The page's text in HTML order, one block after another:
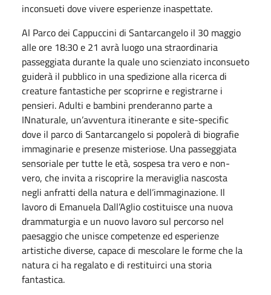
inconsueti dove vivere esperienze inaspettate.
Al Parco dei Cappuccini di Santarcangelo il 30 maggio
alle ore 18:30 e 21 avrà luogo una straordinaria
passeggiata durante la quale uno scienziato inconsueto
guiderà il pubblico in una spedizione alla ricerca di
creature fantastiche per scoprirne e registrarne i
pensieri. Adulti e bambini prenderanno parte a
INnaturale, un’avventura itinerante e site-specific
dove il parco di Santarcangelo si popolerà di biografie
immaginarie e presenze misteriose. Una passeggiata
sensoriale per tutte le età, sospesa tra vero e non-
vero, che invita a riscoprire la meraviglia nascosta
negli anfratti della natura e dell’immaginazione. Il
lavoro di Emanuela Dall’Aglio costituisce una nuova
drammaturgia e un nuovo lavoro sul percorso nel
paesaggio che unisce competenze ed esperienze
artistiche diverse, capace di mescolare le forme che la
natura ci ha regalato e di restituirci una storia
fantastica.